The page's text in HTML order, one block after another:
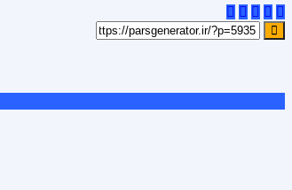
مقایسه محصول
Compare